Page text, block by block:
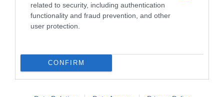
related to security, including authentication
functionality and fraud prevention, and other
user protection.
CONFIRM
Η ίδια έχει αποκαλύψει σε συνεντεύξεις της
τη σύντομη σχέση που είχε στο παρελθόν με